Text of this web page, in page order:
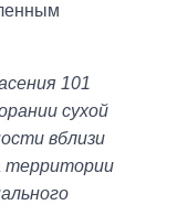
101
сухой
вблизи
территории